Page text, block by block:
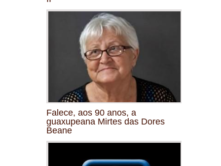
Falece, aos 90 anos, a
guaxupeana Mirtes das Dores
Beane